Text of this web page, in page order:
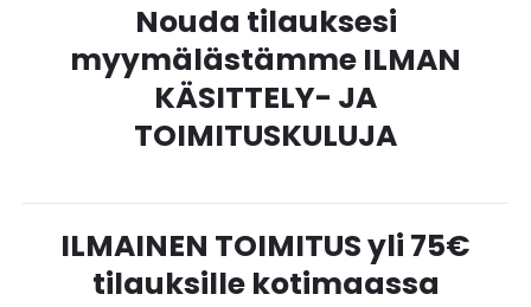
Nouda tilauksesi
myymälästämme ILMAN
KÄSITTELY- JA
TOIMITUSKULUJA
ILMAINEN TOIMITUS yli 75€
tilauksille kotimaassa